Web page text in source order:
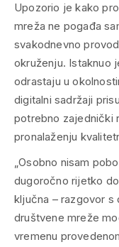
Upozorio je kako
mreža ne pogađa
svakodnevno
okruženju. Istaknuo
odrastaju u
digitalni sadržaji
potrebno zajednički
pronalaženju
„Osobno nisam
dugoročno rijetko
ključna – razgovor
društvene mreže
vremenu